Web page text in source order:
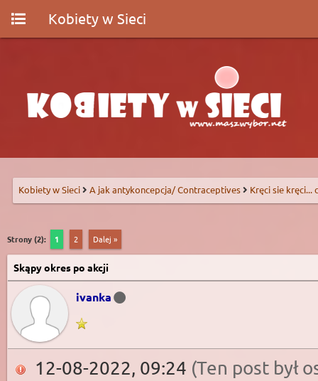
Kobiety w Sieci
Kobiety w Sieci A jak antykoncepcja/ Contraceptives Kręci sie kręci...
Strony (2): 1 2 Dalej »
Skąpy okres po akcji
ivanka
12-08-2022, 09:24 (Ten post był